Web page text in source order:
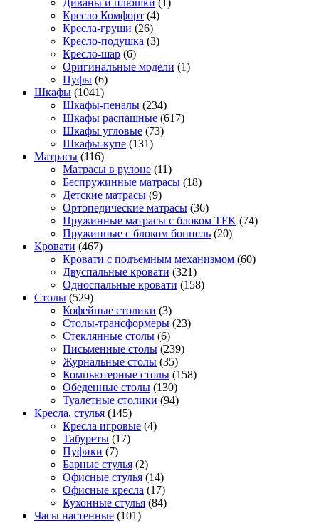
Диваны и плюшки (1)
Кресло Комфорт (4)
Кресла-груши (26)
Кресло-подушка (3)
Кресло-шар (6)
Оригинальные модели (1)
Пуфы (6)
Шкафы (1041)
Шкафы-пеналы (234)
Шкафы распашные (617)
Шкафы угловые (73)
Шкафы-купе (131)
Матрасы (116)
Матрасы в рулоне (11)
Беспружинные матрасы (18)
Детские матрасы (9)
Ортопедические матрасы (36)
Пружинные матрасы с блоком TFK (74)
Пружинные с блоком боннель (20)
Кровати (467)
Кровати с подъемным механизмом (60)
Двуспальные кровати (321)
Односпальные кровати (158)
Столы (529)
Кофейные столики (3)
Столы-трансформеры (23)
Стеклянные столы (6)
Письменные столы (239)
Журнальные столы (35)
Компьютерные столы (158)
Обеденные столы (130)
Туалетные столики (94)
Кресла, стулья (145)
Кресла игровые (4)
Табуреты (17)
Пуфики (7)
Барные стулья (2)
Офисные стулья (14)
Офисные кресла (17)
Кухонные стулья (84)
Часы настенные (101)